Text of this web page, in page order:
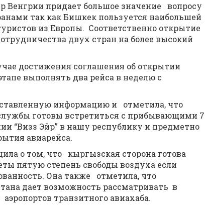
Венгрии придает большое значение вопросу
так как Бишкек пользуется наибольшей
из Европы. Соответственно открытие
двух стран на более высокий
достижения соглашения об открытии
выполнять два рейса в неделю с
информацию и отметила, что
готовы встретиться с прибывающими 7
“Визз Эйр” в нашу республику и предметно
авиарейса.
о том, что кыргызская сторона готова
пятую степень свободы воздуха если
Она также отметила, что
дает возможность рассматривать в
транзитного авиахаба.